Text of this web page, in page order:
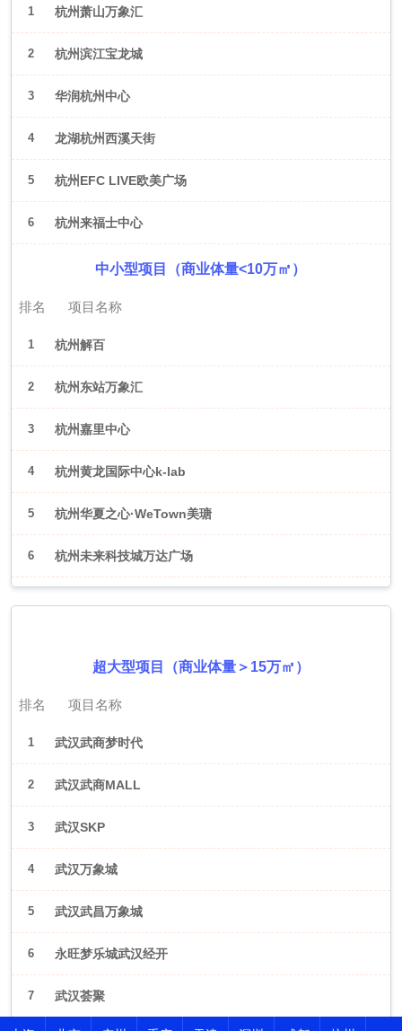
1 杭州萧山万象汇
2 杭州滨江宝龙城
3 华润杭州中心
4 龙湖杭州西溪天街
5 杭州EFC LIVE欧美广场
6 杭州来福士中心
中小型项目（商业体量<10万㎡）
排名 项目名称
1 杭州解百
2 杭州东站万象汇
3 杭州嘉里中心
4 杭州黄龙国际中心k-lab
5 杭州华夏之心·WeTown美瑭
6 杭州未来科技城万达广场
超大型项目（商业体量＞15万㎡）
排名 项目名称
1 武汉武商梦时代
2 武汉武商MALL
3 武汉SKP
4 武汉万象城
5 武汉武昌万象城
6 永旺梦乐城武汉经开
7 武汉荟聚